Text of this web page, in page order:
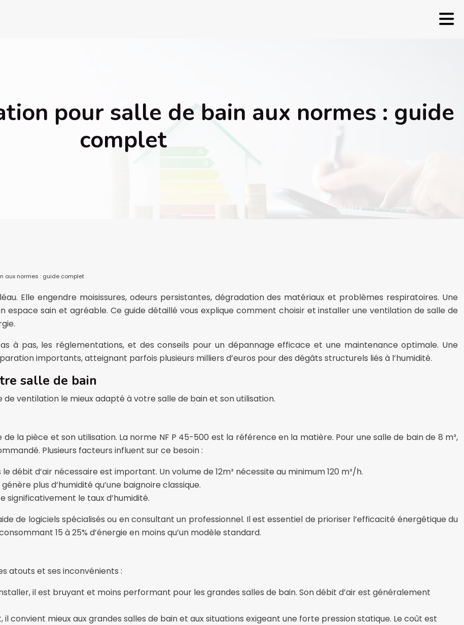
pour salle de bain aux normes : guide
complet
aux normes : guide complet
Elle engendre moisissures, odeurs persistantes, dégradation des matériaux et problèmes respiratoires. Une
sain et agréable. Ce guide détaillé vous explique comment choisir et installer une ventilation de salle de
à pas, les réglementations, et des conseils pour un dépannage efficace et une maintenance optimale. Une
importants, atteignant parfois plusieurs milliers d’euros pour des dégâts structurels liés à l’humidité.
salle de bain
ventilation le mieux adapté à votre salle de bain et son utilisation.
la pièce et son utilisation. La norme NF P 45-500 est la référence en la matière. Pour une salle de bain de 8 m³,
Plusieurs facteurs influent sur ce besoin :
débit d’air nécessaire est important. Un volume de 12m³ nécessite au minimum 120 m³/h.
plus d’humidité qu’une baignoire classique.
significativement le taux d’humidité.
de logiciels spécialisés ou en consultant un professionnel. Il est essentiel de prioriser l’efficacité énergétique du
15 à 25% d’énergie en moins qu’un modèle standard.
atouts et ses inconvénients :
il est bruyant et moins performant pour les grandes salles de bain. Son débit d’air est généralement
il convient mieux aux grandes salles de bain et aux situations exigeant une forte pression statique. Le coût est